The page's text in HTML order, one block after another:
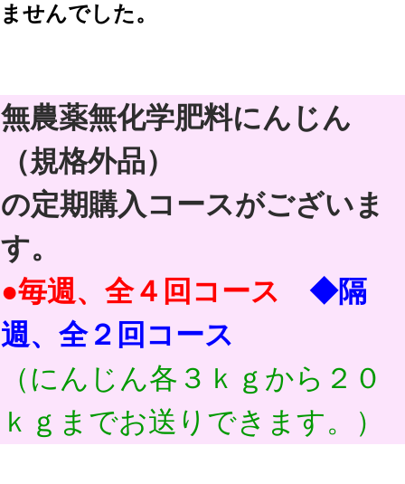
ませんでした。
無農薬無化学肥料にんじん
（規格外品）
の定期購入コースがございま
す。
●毎週、全４回コース
◆隔
週、全２回コース
（にんじん各３ｋｇから２０
ｋｇまでお送りできます。）